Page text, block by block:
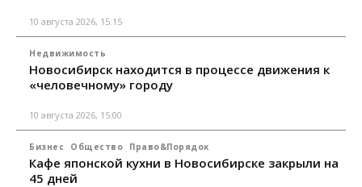
10 августа 2026, 15:15
Недвижимость
Новосибирск находится в процессе движения к
«человечному» городу
10 августа 2026, 15:00
Бизнес Общество Право&Порядок
Кафе японской кухни в Новосибирске закрыли на
45 дней